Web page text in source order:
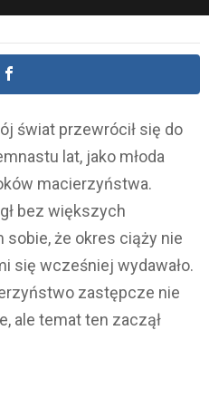
świat przewrócił się do
lat, jako młoda
macierzyństwa.
bez większych
sobie, że okres ciąży nie
się wcześniej wydawało.
zastępcze nie
ale temat ten zaczął